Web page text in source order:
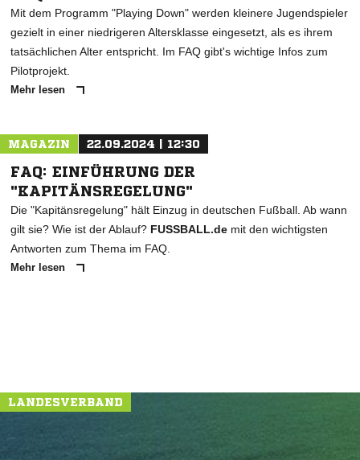
Mit dem Programm "Playing Down" werden kleinere Jugendspieler
gezielt in einer niedrigeren Altersklasse eingesetzt, als es ihrem
tatsächlichen Alter entspricht. Im FAQ gibt's wichtige Infos zum
Pilotprojekt.
Mehr lesen
MAGAZIN 22.09.2024 | 12:30
FAQ: EINFÜHRUNG DER
"KAPITÄNSREGELUNG"
Die "Kapitänsregelung" hält Einzug in deutschen Fußball. Ab wann
gilt sie? Wie ist der Ablauf? FUSSBALL.de mit den wichtigsten
Antworten zum Thema im FAQ.
Mehr lesen
LANDESVERBAND